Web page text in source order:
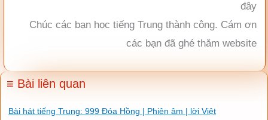
đây
Chúc các bạn học tiếng Trung thành công. Cám ơn
các bạn đã ghé thăm website
≡ Bài liên quan
Bài hát tiếng Trung: 999 Đóa Hồng | Phiên âm | lời Việt